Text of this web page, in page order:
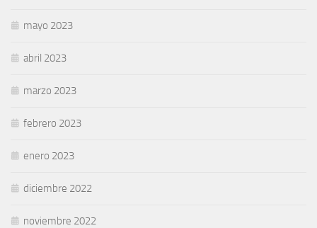
mayo 2023
abril 2023
marzo 2023
febrero 2023
enero 2023
diciembre 2022
noviembre 2022